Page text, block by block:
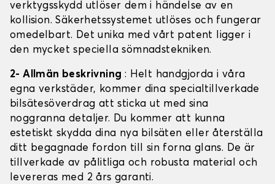
verktygsskydd utlöser dem i händelse av en
kollision. Säkerhetssystemet utlöses och fungerar
omedelbart. Det unika med vårt patent ligger i
den mycket speciella sömnadstekniken.
2- Allmän beskrivning : Helt handgjorda i våra
egna verkstäder, kommer dina specialtillverkade
bilsätesöverdrag att sticka ut med sina
noggranna detaljer. Du kommer att kunna
estetiskt skydda dina nya bilsäten eller återställa
ditt begagnade fordon till sin forna glans. De är
tillverkade av pålitliga och robusta material och
levereras med 2 års garanti.